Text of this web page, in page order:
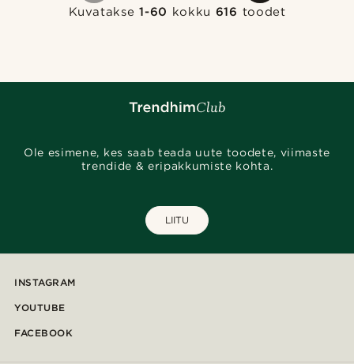
Kuvatakse1-60 kokku 616 toodet
Ole esimene, kes saab teada uute toodete, viimaste
trendide & eripakkumiste kohta.
LIITU
INSTAGRAM
YOUTUBE
FACEBOOK